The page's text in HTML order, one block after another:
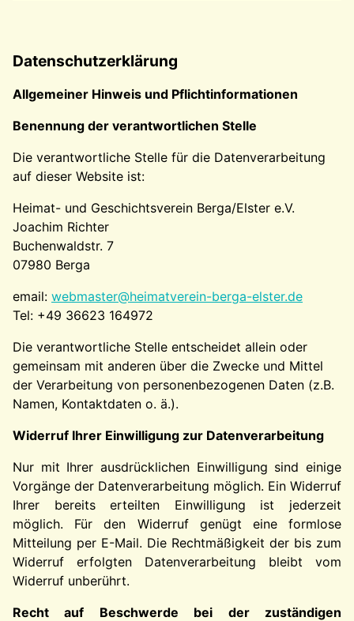
Datenschutzerklärung
Allgemeiner Hinweis und Pflichtinformationen
Benennung der verantwortlichen Stelle
Die verantwortliche Stelle für die Datenverarbeitung
auf dieser Website ist:
Heimat- und Geschichtsverein Berga/Elster e.V.
Joachim Richter
Buchenwaldstr. 7
07980 Berga
email: webmaster@heimatverein-berga-elster.de
Tel: +49 36623 164972
Die verantwortliche Stelle entscheidet allein oder
gemeinsam mit anderen über die Zwecke und Mittel
der Verarbeitung von personenbezogenen Daten (z.B.
Namen, Kontaktdaten o. ä.).
Widerruf Ihrer Einwilligung zur Datenverarbeitung
Nur mit Ihrer ausdrücklichen Einwilligung sind einige
Vorgänge der Datenverarbeitung möglich. Ein Widerruf
Ihrer bereits erteilten Einwilligung ist jederzeit
möglich. Für den Widerruf genügt eine formlose
Mitteilung per E-Mail. Die Rechtmäßigkeit der bis zum
Widerruf erfolgten Datenverarbeitung bleibt vom
Widerruf unberührt.
Recht auf Beschwerde bei der zuständigen